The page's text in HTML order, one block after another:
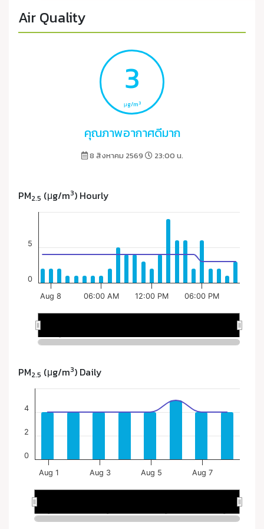
Air Quality
3
μg/m3
คุณภาพอากาศดีมาก
8 สิงหาคม 2569 23:00 น.
PM2.5 (μg/m3) Hourly
PM2.5 (μg/m3) Daily